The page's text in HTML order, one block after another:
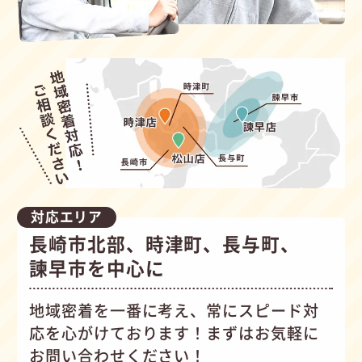
対応エリア
長崎市北部、時津町、長与町、
諫早市を中心に
地域密着を一番に考え、常にスピード対
応を心がけております！まずはお気軽に
お問い合わせください！